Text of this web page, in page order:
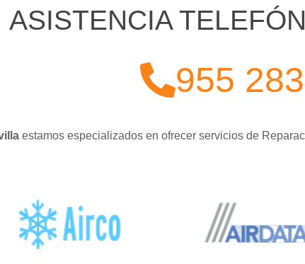
ASISTENCIA
955
estamos especializados en ofrecer servicios de